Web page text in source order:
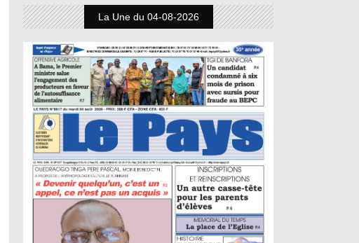
La Une du 04-08-2026